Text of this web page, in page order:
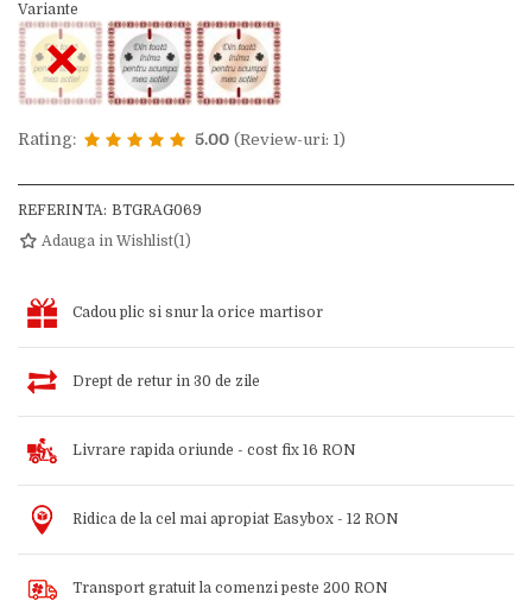
Variante
×
Rating: 5.00 (Review-uri: 1)
REFERINTA: BTGRAG069
Adauga in Wishlist(1)
Cadou plic si snur la orice martisor
Drept de retur in 30 de zile
Livrare rapida oriunde - cost fix 16 RON
Ridica de la cel mai apropiat Easybox - 12 RON
Transport gratuit la comenzi peste 200 RON